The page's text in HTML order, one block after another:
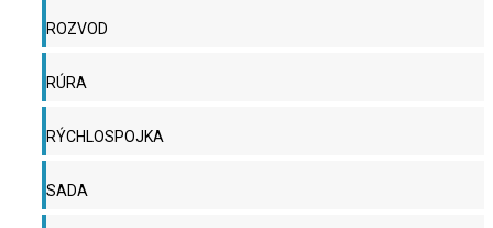
ROZVOD
RÚRA
RÝCHLOSPOJKA
SADA